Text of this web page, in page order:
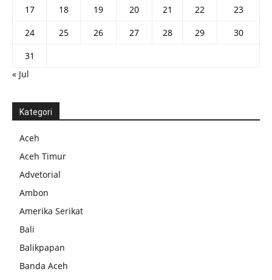
17
18 19 20 21 22
23
24
25 26 27 28 29
30
31
« Jul
Kategori
Aceh
Aceh Timur
Advetorial
Ambon
Amerika Serikat
Bali
Balikpapan
Banda Aceh